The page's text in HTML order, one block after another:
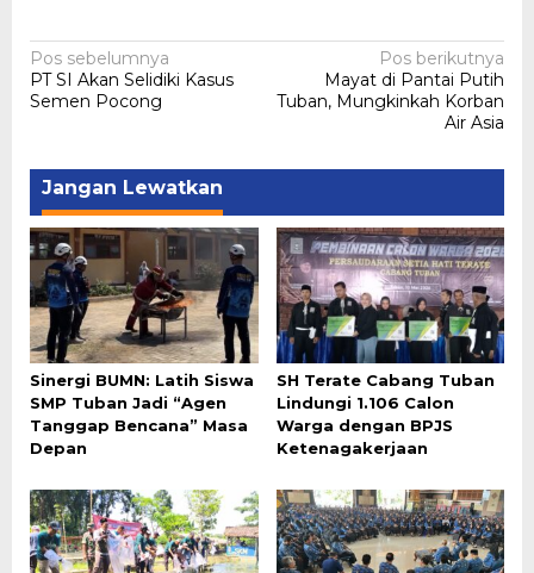
Navigasi
pos
Pos sebelumnya
‎PT SI Akan Selidiki Kasus
Semen Pocong
Pos berikutnya
Mayat di Pantai Putih
Tuban, Mungkinkah ‎Korban
Air Asia
Jangan Lewatkan
Sinergi BUMN: Latih Siswa
SMP Tuban Jadi “Agen
Tanggap Bencana” Masa
Depan
SH Terate Cabang Tuban
Lindungi 1.106 Calon
Warga dengan BPJS
Ketenagakerjaan